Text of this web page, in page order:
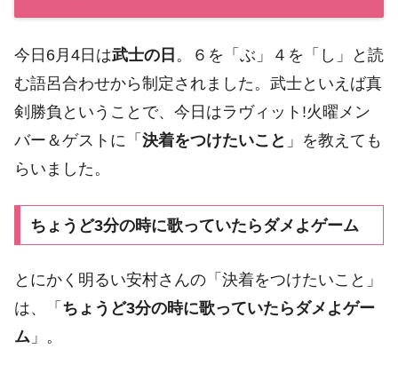
今日6月4日は武士の日 。６を「ぶ」４を「し」と読
む語呂合わせから制定されました。武士といえば真
剣勝負ということで、今日はラヴィット!火曜メン
バー＆ゲストに「 決着をつけたいこと 」を教えても
らいました。
ちょうど3分の時に歌っていたらダメよゲーム
とにかく明るい安村さんの「決着をつけたいこと」
は、「 ちょうど3分の時に歌っていたらダメよゲー
ム 」。